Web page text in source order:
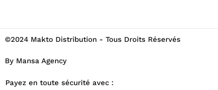
©2024 Makto Distribution - Tous Droits Réservés
By Mansa Agency
Payez en toute sécurité avec :